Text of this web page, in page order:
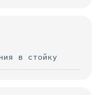
в стойку